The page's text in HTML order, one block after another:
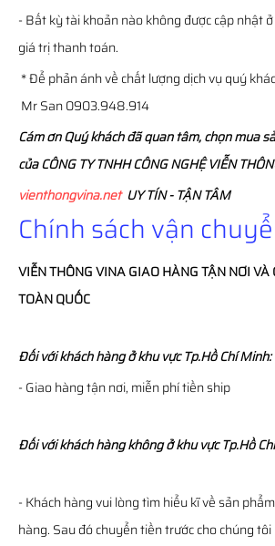
- Bất kỳ tài khoản nào không được cập nhật
giá trị thanh toán.
* Để phản ánh về chất lượng dịch vụ quý
Mr San 0903.948.914
Cám ơn Quý khách đã quan tâm, chọn mua
của CÔNG TY TNHH CÔNG NGHỆ VIỄN
vienthongvina.netUY TÍN - TẬN TÂM
Chính sách vận
VIỄN THÔNGVINAGIAO HÀNG TẬN NƠI VÀ
TOÀN QUỐC
Đối với khách hàng ở khu vực Tp.Hồ Chí Minh:
- Giao hàng tận nơi, miễn phí tiền ship
Đối với khách hàng không ở khu vực Tp.Hồ
- Khách hàng vui lòng tìm hiểu kĩ về sản
hàng. Sau đó chuyển tiền trước cho chúng